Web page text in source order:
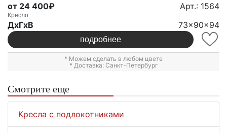
от 24 400₽ Арт.: 1564
Кресло
ДxГxВ 73x90x94
подробнее
* Можем сделать в любом цвете
* Доставка: Санкт-Петербург
Смотрите еще
Кресла с подлокотниками